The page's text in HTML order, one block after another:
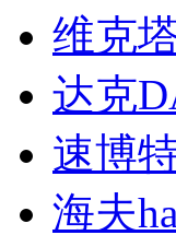
维克
达克
速博
海夫